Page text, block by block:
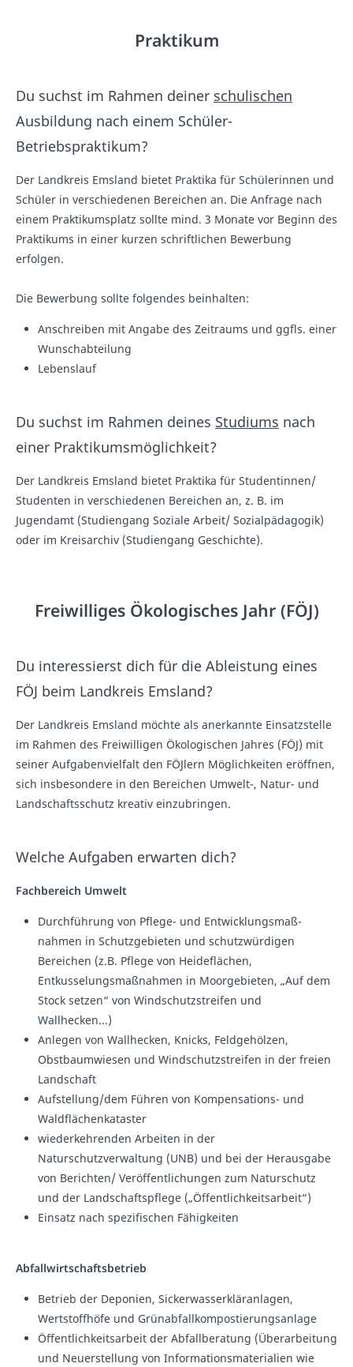
Praktikum
Du suchst im Rahmen deiner schulischen
Ausbildung nach einem Schüler-
Betriebspraktikum?
Der Landkreis Emsland bietet Praktika für Schülerinnen und
Schüler in verschiedenen Bereichen an. Die Anfrage nach
einem Praktikumsplatz sollte mind. 3 Monate vor Beginn des
Praktikums in einer kurzen schriftlichen Bewerbung
erfolgen.
Die Bewerbung sollte folgendes beinhalten:
Anschreiben mit Angabe des Zeitraums und ggfls. einer
Wunschabteilung
Lebenslauf
Du suchst im Rahmen deines Studiums nach
einer Praktikumsmöglichkeit?
Der Landkreis Emsland bietet Praktika für Studentinnen/
Studenten in verschiedenen Bereichen an, z. B. im
Jugendamt (Studiengang Soziale Arbeit/ Sozialpädagogik)
oder im Kreisarchiv (Studiengang Geschichte).
Freiwilliges Ökologisches Jahr (FÖJ)
Du interessierst dich für die Ableistung eines
FÖJ beim Landkreis Emsland?
Der Landkreis Emsland möchte als anerkannte Einsatzstelle
im Rahmen des Freiwilligen Ökologischen Jahres (FÖJ) mit
seiner Aufgabenvielfalt den FÖJlern Möglichkeiten eröffnen,
sich insbesondere in den Bereichen Umwelt-, Natur- und
Landschaftsschutz kreativ einzubringen.
Welche Aufgaben erwarten dich?
Fachbereich Umwelt
Durchführung von Pflege- und Entwicklungsmaß­
nahmen in Schutzgebieten und schutzwürdigen
Bereichen (z.B. Pflege von Heideflächen,
Entkusselungsmaßnahmen in Moorgebieten, „Auf dem
Stock setzen“ von Windschutzstreifen und
Wallhecken...)
Anlegen von Wallhecken, Knicks, Feldgehölzen,
Obstbaumwiesen und Windschutzstreifen in der freien
Landschaft
Aufstellung/dem Führen von Kompensations- und
Waldflächenkataster
wiederkehrenden Arbeiten in der
Naturschutzverwaltung (UNB) und bei der Herausgabe
von Berichten/ Veröffentlichungen zum Naturschutz
und der Landschaftspflege („Öffentlichkeitsarbeit“)
Einsatz nach spezifischen Fähigkeiten
Abfallwirtschaftsbetrieb
Betrieb der Deponien, Sickerwasserkläranlagen,
Wertstoffhöfe und Grünabfallkompostierungsanlage
Öffentlichkeitsarbeit der Abfallberatung (Überarbeitung
und Neuerstellung von Informationsmaterialien wie